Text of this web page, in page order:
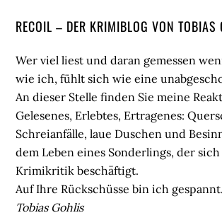
Seitenspalte
RECOIL – DER KRIMIBLOG VON TOBIAS
Wer viel liest und daran gemessen
wie ich, fühlt sich wie eine
An dieser Stelle finden Sie meine
Gelesenes, Erlebtes, Ertragenes:
Schreianfälle, laue Duschen und
dem Leben eines Sonderlings, der
Krimikritik beschäftigt.
Auf Ihre Rückschüsse bin ich gespannt.
Tobias Gohlis